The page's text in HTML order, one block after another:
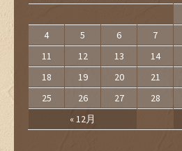
« 12月
4
5 6 7
11
12 13 14
18
19 20 21
25
26 27 28